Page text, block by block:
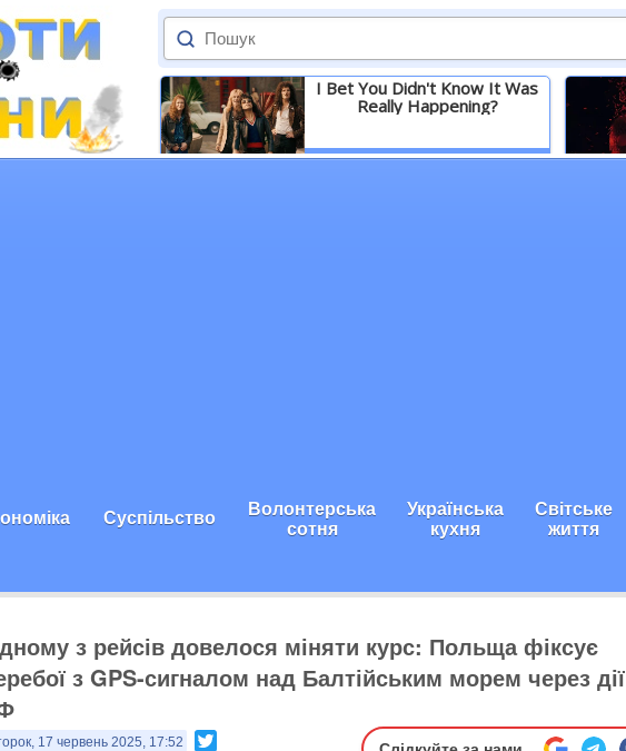
I Bet You Didn't Know It Was
Really Happening?
Детальніше
Суспільство Волонтерська
сотня
Українська
кухня
Світське
життя
з рейсів довелося міняти курс: Польща фіксує
з GPS-сигналом над Балтійським морем через дії
17 червень 2025, 17:52